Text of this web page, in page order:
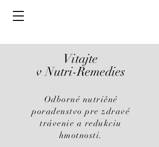
Vitajte
v Nutri-Remedies
Odborné nutričné
poradenstvo pre zdravé
trávenie a redukciu
hmotnosti.